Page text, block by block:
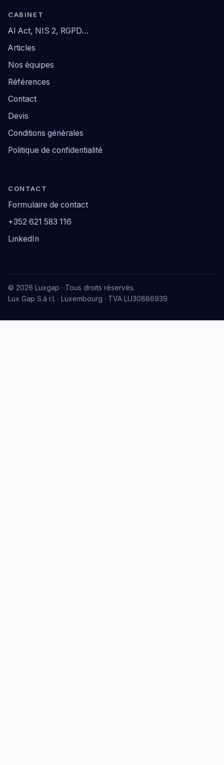
CABINET
AI Act, NIS 2, RGPD…
Articles
Nos équipes
Références
Contact
Devis
Conditions générales
Politique de confidentialité
CONTACT
Formulaire de contact
+352 621 583 116
LinkedIn
© 2026 Luxgap · Tous droits réservés.
Lux Gap S.à r.l. · Luxembourg · TVA LU30886939